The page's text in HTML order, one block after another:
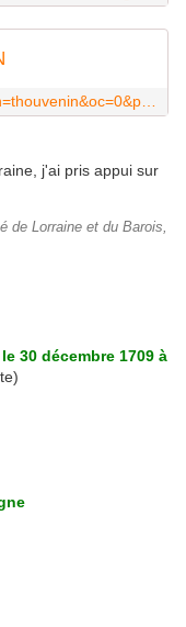
j'ai pris appui sur
de Lorraine et du Barois,
30 décembre 1709 à